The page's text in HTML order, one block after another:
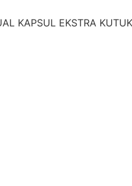
KAPSUL EKSTRA